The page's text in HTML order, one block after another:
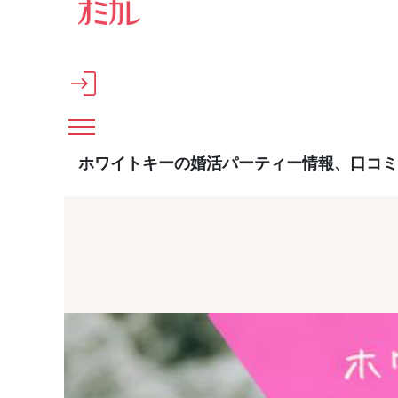
メインコンテンツへスキップ
ホワイトキーの婚活パーティー情報、口コ